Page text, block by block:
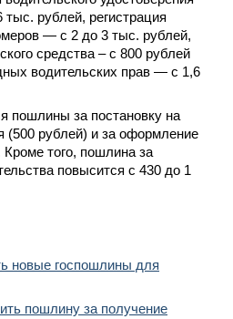
рублей, регистрация
— с 2 до 3 тыс. рублей,
средства – с 800 рублей
водительских прав — с 1,6
пошлины за постановку на
(500 рублей) и за оформление
того, пошлина за
повысится с 430 до 1
новые госпошлины для
пошлину за получение